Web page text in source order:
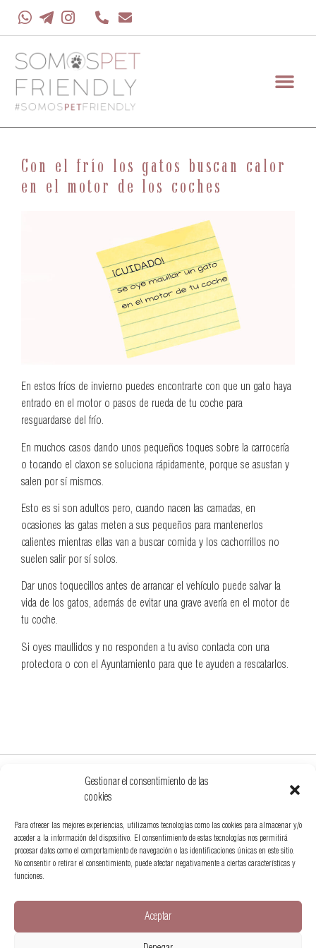
Gestionar el consentimiento de las
cookies
Para ofrecer las mejores experiencias, utilizamos tecnologías como las cookies para almacenar y/o
acceder a la información del dispositivo. El consentimiento de estas tecnologías nos permitirá
procesar datos como el comportamiento de navegación o las identificaciones únicas en este sitio.
No consentir o retirar el consentimiento, puede afectar negativamente a ciertas características y
funciones.
Aceptar
Con el frío los gatos buscan calor
en el motor de los coches
En estos fríos de invierno puedes encontrarte con que un gato haya
entrado en el motor o pasos de rueda de tu coche para
resguardarse del frío.
En muchos casos dando unos pequeños toques sobre la carrocería
o tocando el claxon se soluciona rápidamente, porque se asustan y
salen por sí mismos.
Esto es si son adultos pero, cuando nacen las camadas, en
ocasiones las gatas meten a sus pequeños para mantenerlos
calientes mientras ellas van a buscar comida y los cachorrillos no
suelen salir por sí solos.
Dar unos toquecillos antes de arrancar el vehículo puede salvar la
vida de los gatos, además de evitar una grave avería en el motor de
tu coche.
Si oyes maullidos y no responden a tu aviso contacta con una
protectora o con el Ayuntamiento para que te ayuden a rescatarlos.
hola@somospetfriendly.es